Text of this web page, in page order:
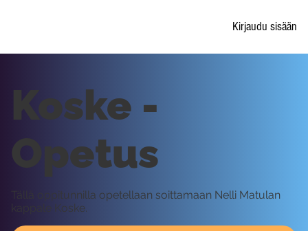
Kirjaudu sisään
Koske -
Opetus
Tällä oppitunnilla opetellaan soittamaan Nelli Matulan
kappale Koske.